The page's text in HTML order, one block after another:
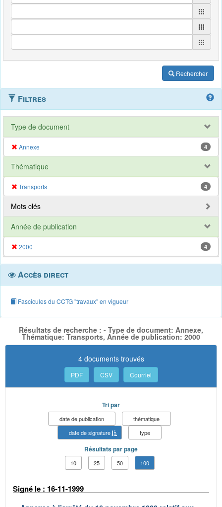
Rechercher
Filtres
Type de document
Annexe 4
Thématique
Transports 4
Mots clés
Année de publication
2000 4
Accès direct
Fascicules du CCTG "travaux" en vigueur
Résultats de recherche : - Type de document: Annexe,
Thématique: Transports, Année de publication: 2000
4 documents trouvés
PDF CSV Courriel
Tri par
date de publication
thématique
date de signature
type
Résultats par page
10 25 50 100
Signé le : 16-11-1999